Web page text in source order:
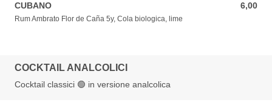
CUBANO 6,00
6,00 EUR
Rum Ambrato Flor de Caña 5y, Cola biologica, lime
COCKTAIL ANALCOLICI
Cocktail classici 🟢 in versione analcolica